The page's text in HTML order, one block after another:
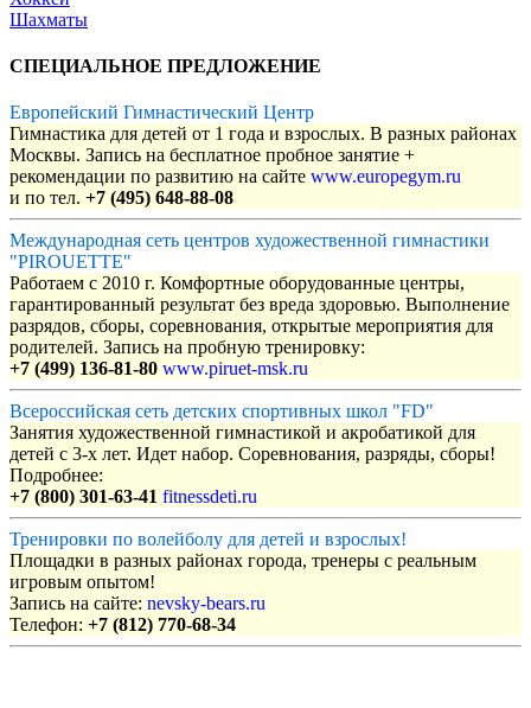
Шахматы
СПЕЦИАЛЬНОЕ ПРЕДЛОЖЕНИЕ
Европейский Гимнастический Центр
Гимнастика для детей от 1 года и взрослых. В разных районах
Москвы. Запись на бесплатное пробное занятие +
рекомендации по развитию на сайте www.europegym.ru
и по тел. +7 (495) 648-88-08
Международная сеть центров художественной гимнастики
"PIROUETTE"
Работаем с 2010 г. Комфортные оборудованные центры,
гарантированный результат без вреда здоровью. Выполнение
разрядов, сборы, соревнования, открытые мероприятия для
родителей. Запись на пробную тренировку:
+7 (499) 136-81-80 www.piruet-msk.ru
Всероссийская сеть детских спортивных школ "FD"
Занятия художественной гимнастикой и акробатикой для
детей с 3-х лет. Идет набор. Соревнования, разряды, сборы!
Подробнее:
+7 (800) 301-63-41 fitnessdeti.ru
Тренировки по волейболу для детей и взрослых!
Площадки в разных районах города, тренеры с реальным
игровым опытом!
Запись на сайте: nevsky-bears.ru
Телефон: +7 (812) 770-68-34